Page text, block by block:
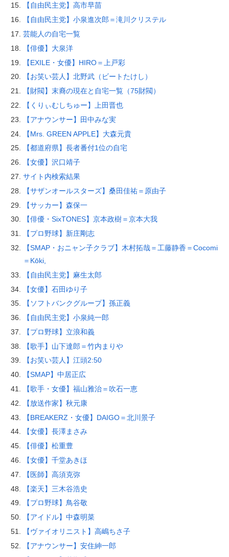
【自由民主党】高市早苗
【自由民主党】小泉進次郎＝滝川クリステル
芸能人の自宅一覧
【俳優】大泉洋
【EXILE・女優】HIRO＝上戸彩
【お笑い芸人】北野武（ビートたけし）
【財閥】末裔の現在と自宅一覧（75財閥）
【くりぃむしちゅー】上田晋也
【アナウンサー】田中みな実
【Mrs. GREEN APPLE】大森元貴
【都道府県】長者番付1位の自宅
【女優】沢口靖子
サイト内検索結果
【サザンオールスターズ】桑田佳祐＝原由子
【サッカー】森保一
【俳優・SixTONES】京本政樹＝京本大我
【プロ野球】新庄剛志
【SMAP・おニャン子クラブ】木村拓哉＝工藤静香＝Cocomi
＝Kōki,
【自由民主党】麻生太郎
【女優】石田ゆり子
【ソフトバンクグループ】孫正義
【自由民主党】小泉純一郎
【プロ野球】立浪和義
【歌手】山下達郎＝竹内まりや
【お笑い芸人】江頭2:50
【SMAP】中居正広
【歌手・女優】福山雅治＝吹石一恵
【放送作家】秋元康
【BREAKERZ・女優】DAIGO＝北川景子
【女優】長澤まさみ
【俳優】松重豊
【女優】千堂あきほ
【医師】高須克弥
【楽天】三木谷浩史
【プロ野球】鳥谷敬
【アイドル】中森明菜
【ヴァイオリニスト】高嶋ちさ子
【アナウンサー】安住紳一郎